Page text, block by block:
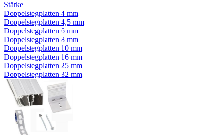
Stärke
Doppelstegplatten 4 mm
Doppelstegplatten 4,5 mm
Doppelstegplatten 6 mm
Doppelstegplatten 8 mm
Doppelstegplatten 10 mm
Doppelstegplatten 16 mm
Doppelstegplatten 25 mm
Doppelstegplatten 32 mm